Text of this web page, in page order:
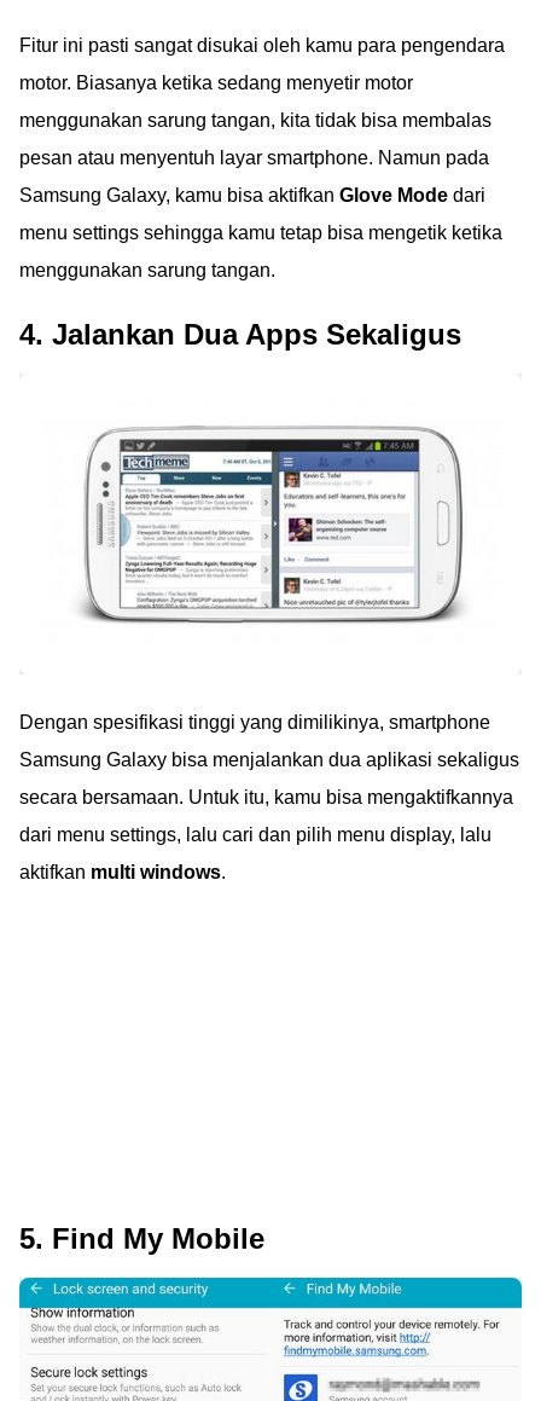
Fitur ini pasti sangat disukai oleh kamu para pengendara
motor. Biasanya ketika sedang menyetir motor
menggunakan sarung tangan, kita tidak bisa membalas
pesan atau menyentuh layar smartphone. Namun pada
Samsung Galaxy, kamu bisa aktifkan Glove Mode dari
menu settings sehingga kamu tetap bisa mengetik ketika
menggunakan sarung tangan.
4. Jalankan Dua Apps Sekaligus
Dengan spesifikasi tinggi yang dimilikinya, smartphone
Samsung Galaxy bisa menjalankan dua aplikasi sekaligus
secara bersamaan. Untuk itu, kamu bisa mengaktifkannya
dari menu settings, lalu cari dan pilih menu display, lalu
aktifkan multi windows.
5. Find My Mobile